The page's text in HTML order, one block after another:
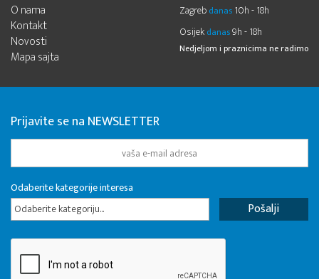
O nama
Kontakt
Novosti
Mapa sajta
Zagreb danas 10h - 18h
Osijek danas9h - 18h
Nedjeljom i praznicima ne radimo
Prijavite se na NEWSLETTER
Odaberite kategorije interesa
Odaberite kategoriju...